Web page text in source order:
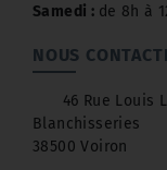
Samedi : de 8h à
NOUS
46 Rue Louis
Blanchisseries
38500 Voiron